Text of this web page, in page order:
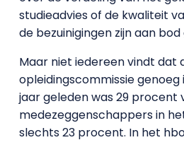
studieadvies of de kwaliteit
de bezuinigingen zijn aan
Maar niet iedereen vindt dat
opleidingscommissie
jaar geleden was 29 procent
medezeggenschappers in
slechts 23 procent. In het